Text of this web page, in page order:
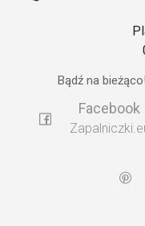
Bądź na
Facebook